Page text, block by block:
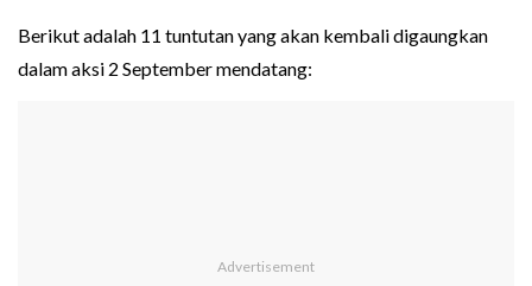
Berikut adalah 11 tuntutan yang akan kembali digaungkan
dalam aksi 2 September mendatang: